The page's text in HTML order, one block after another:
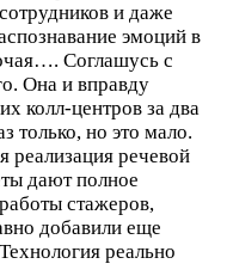
и даже
эмоций в
Соглашусь с
Она и вправду
колл-центров за два
только, но это мало.
реализация речевой
дают полное
стажеров,
добавили еще
реально